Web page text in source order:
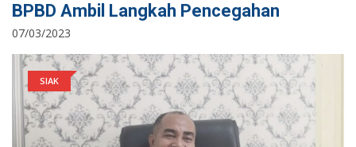
BPBD Ambil Langkah Pencegahan
07/03/2023
SIAK